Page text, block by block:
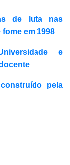
de luta nas
em 1998
e
pela